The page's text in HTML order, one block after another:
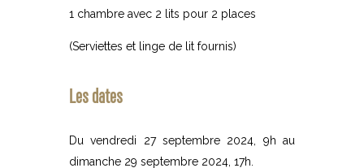
1 chambre avec 2 lits pour 2 places
(Serviettes et linge de lit fournis)
Les dates
Du vendredi 27 septembre 2024, 9h au
dimanche 29 septembre 2024, 17h.